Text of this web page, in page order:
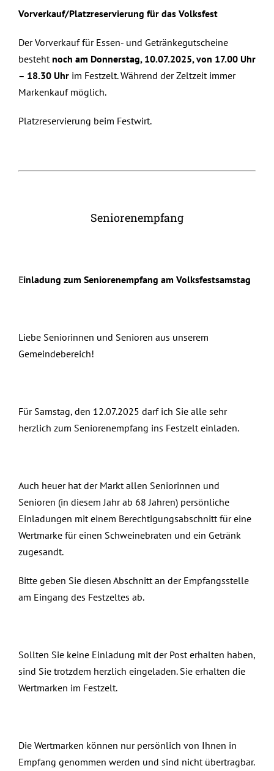
Vorverkauf/Platzreservierung für das Volksfest
Der Vorverkauf für Essen- und Getränkegutscheine
bestehtnoch am Donnerstag, 10.07.2025, von 17.00 Uhr
– 18.30 Uhr im Festzelt. Während der Zeltzeit immer
Markenkauf möglich.
Platzreservierung beim Festwirt.
Seniorenempfang
Einladung zum Seniorenempfang am Volksfestsamstag
Liebe Seniorinnen und Senioren aus unserem
Gemeindebereich!
Für Samstag, den 12.07.2025 darf ich Sie alle sehr
herzlich zum Seniorenempfang ins Festzelt einladen.
Auch heuer hat der Markt allen Seniorinnen und
Senioren (in diesem Jahr ab 68 Jahren) persönliche
Einladungen mit einem Berechtigungsabschnitt für eine
Wertmarke für einen Schweinebraten und ein Getränk
zugesandt.
Bitte geben Sie diesen Abschnitt an der Empfangsstelle
am Eingang des Festzeltes ab.
Sollten Sie keine Einladung mit der Post erhalten haben,
sind Sie trotzdem herzlich eingeladen. Sie erhalten die
Wertmarken im Festzelt.
Die Wertmarken können nur persönlich von Ihnen in
Empfang genommen werden und sind nicht übertragbar.